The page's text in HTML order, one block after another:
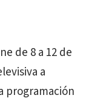
de 8 a 12 de
a
programación